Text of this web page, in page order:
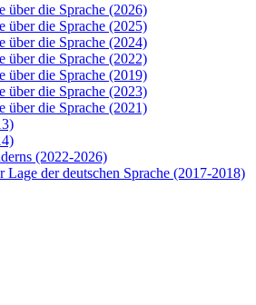
über die Sprache (2026)
über die Sprache (2025)
über die Sprache (2024)
über die Sprache (2022)
über die Sprache (2019)
über die Sprache (2023)
über die Sprache (2021)
(2022-2026)
der deutschen Sprache (2017-2018)